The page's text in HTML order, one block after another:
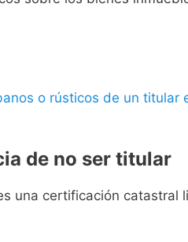
o rústicos de un titular
de no ser titular
una certificación catastral